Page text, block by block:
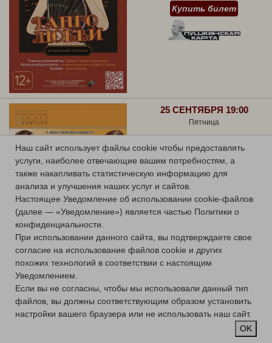
Наш сайт использует файлы cookie чтобы предоставлять
услуги, наиболее отвечающие вашим потребностям, а
также накапливать статистическую информацию для
анализа и улучшения наших услуг и сайтов.
Настоящее Уведомление об использовании cookie-файлов
(далее — «Уведомление») является частью Политики о
конфиденциальности.
При использовании данного сайта, вы подтверждаете свое
согласие на использование файлов cookie и других
похожих технологий в соответствии с настоящим
Уведомлением.
Если вы не согласны, чтобы мы использовали данный тип
файлов, вы должны соответствующим образом установить
настройки вашего браузера или не использовать наш сайт.
OK
Купить билет
25 СЕНТЯБРЯ 19:00
Пятница
ГРАФИНЯ МАРИЦА
Купить билет
26 СЕНТЯБРЯ 19:00
Суббота
ПРЕМЬЕРА!